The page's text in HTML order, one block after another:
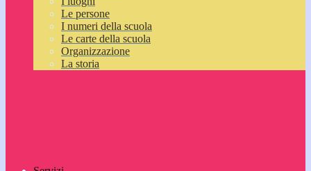
Le persone
I numeri della scuola
Le carte della scuola
Organizzazione
La storia